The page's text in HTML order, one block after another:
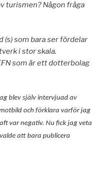
turismen? Någon fråga
(s) som bara ser fördelar
i stor skala.
som är ett dotterbolag
blev själv intervjuad av
och förklara varför jag
var negativ. Nu fick jag veta
att bara publicera